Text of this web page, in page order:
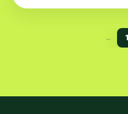
← 1